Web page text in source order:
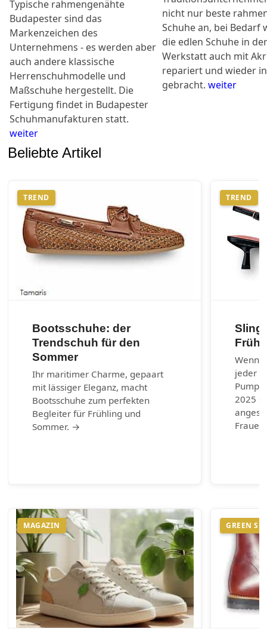
Typische rahmengenähte
Budapester sind das
Markenzeichen des
Unternehmens - es werden aber
auch andere klassische
Herrenschuhmodelle und
Maßschuhe hergestellt. Die
Fertigung findet in Budapester
Schuhmanufakturen statt.
weiter
nicht nur beste
Schuhe an, bei Bedarf
die edlen Schuhe in
Werkstatt auch mit
repariert und wieder
gebracht. weiter
Beliebte Artikel
TREND
Bootsschuhe: der
Trendschuh für den
Sommer
Ihr maritimer Charme, gepaart
mit lässiger Eleganz, macht
Bootsschuhe zum perfekten
Begleiter für Frühling und
Sommer. →
TREND
Wenn
jeder
2025
MAGAZIN GREEN